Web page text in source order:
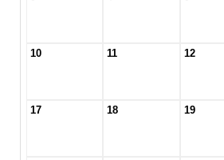
10 11 12
17 18 19